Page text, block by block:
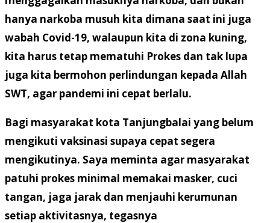
hanya narkoba musuh kita dimana saat ini juga
wabah Covid-19, walaupun kita di zona kuning,
kita harus tetap mematuhi Prokes dan tak lupa
juga kita bermohon perlindungan kepada Allah
SWT, agar pandemi ini cepat berlalu.
Bagi masyarakat kota Tanjungbalai yang belum
mengikuti vaksinasi supaya cepat segera
mengikutinya. Saya meminta agar masyarakat
patuhi prokes minimal memakai masker, cuci
tangan, jaga jarak dan menjauhi kerumunan
setiap aktivitasnya, tegasnya